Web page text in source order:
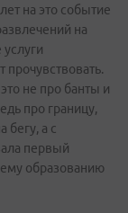
на это событие
на
не про банты и
про границу,
бегу, а с
первый
образованию